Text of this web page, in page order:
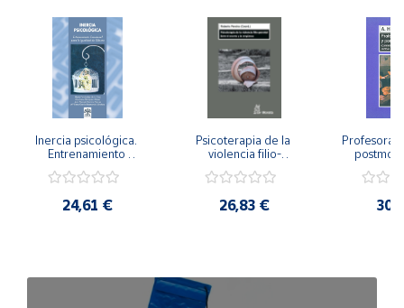
Inercia psicológica.
Entrenamiento
Igualdad de Género.
24,61 €
Psicoterapia de la
violencia filio-
secreto y la
26,83 €